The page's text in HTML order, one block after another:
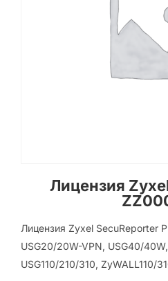
Лицензия
Лицензия Zyxel SecuReporter
USG20/20W-VPN, USG40/
USG110/210/310, ZyWALL110/